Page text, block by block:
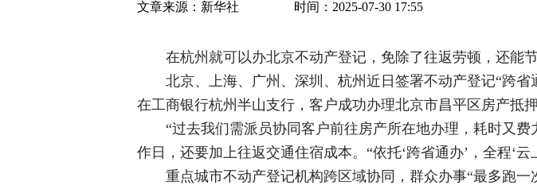
文章来源： 新华社 时间：2025-07-30 17:55
在杭州就可以办北京不动产登记，免除了往返劳顿，还能
北京、上海、广州、深圳、杭州近日签署不动产登记“跨
在工商银行杭州半山支行，客户成功办理北京市昌平区房产抵押
“过去我们需派员协同客户前往房产所在地办理，耗时又
作日，还要加上往返交通住宿成本。“依托‘跨省通办’，全程‘
重点城市不动产登记机构跨区域协同，群众办事“最多跑一